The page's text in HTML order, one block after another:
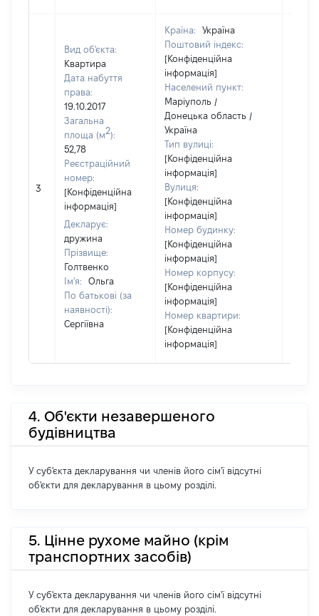
3
Вид об'єкта:
Квартира
Дата набуття
права:
19.10.2017
Загальна
площа (м2):
52,78
Реєстраційний
номер:
[Конфіденційна
інформація]
Декларує:
дружина
Прізвище:
Голтвенко
Ім'я:
Ольга
По батькові (за
наявності):
Сергіївна
Країна:
Україна
Поштовий індекс:
[Конфіденційна
інформація]
Населений пункт:
Маріуполь /
Донецька область /
Україна
Тип вулиці:
[Конфіденційна
інформація]
Вулиця:
[Конфіденційна
інформація]
Номер будинку:
[Конфіденційна
інформація]
Номер корпусу:
[Конфіденційна
інформація]
Номер квартири:
[Конфіденційна
інформація]
4. Об'єкти незавершеного
будівництва
У суб'єкта декларування чи членів його сім'ї відсутні
об'єкти для декларування в цьому розділі.
5. Цінне рухоме майно (крім
транспортних засобів)
У суб'єкта декларування чи членів його сім'ї відсутні
об'єкти для декларування в цьому розділі.